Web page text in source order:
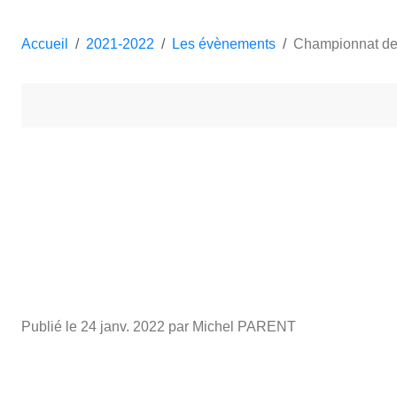
Accueil 2021-2022 Les évènements Championnat
Publié le 24 janv. 2022 par Michel PARENT